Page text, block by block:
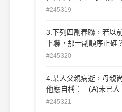
多用韻文駢語，韓愈祭
中之創格 (B)段太尉逸
的事，狀是記敘死者世
及經過，原本放置在全
敘；後代在序文之後又
書之前，於是稱在書前
#245319
3.下列四副春聯，若以
下聯，那一副順序正確？ (A)萬象回
一元復始 (B)大地轉新
天開美景風雲靜，春到
#245320
4.某人父親病逝，母親
他應自稱： (A)未已
孤子 (D)哀子。
#245321